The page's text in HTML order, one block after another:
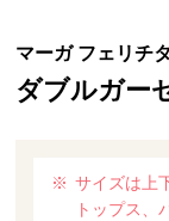
マーガ フェリチタ
ダブルガー
サイズは上
トップス、